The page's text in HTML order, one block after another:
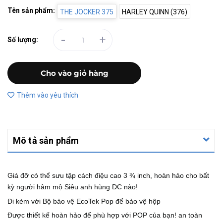
Tên sản phẩm: THE JOCKER 375 HARLEY QUINN (376)
Số lượng: - +
Cho vào giỏ hàng
Thêm vào yêu thích
Mô tả sản phẩm
Giá đỡ có thể sưu tập cách điệu cao 3 ¾ inch, hoàn hảo cho bất
kỳ người hâm mộ Siêu anh hùng DC nào!
Đi kèm với Bộ bảo vệ EcoTek Pop để bảo vệ hộp
Được thiết kế hoàn hảo để phù hợp với POP của bạn! an toàn